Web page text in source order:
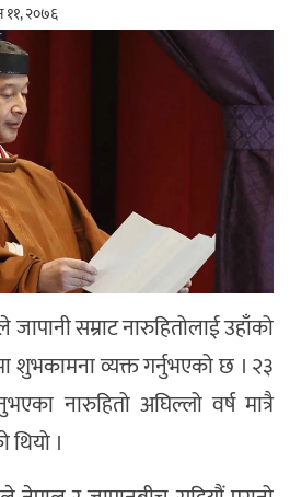
११, २०७६
जापानी सम्राट नारुहितोलाई उहाँको
व्यक्त गर्नुभएको छ । २३
नारुहितो अघिल्लो वर्ष मात्रै
थियो ।